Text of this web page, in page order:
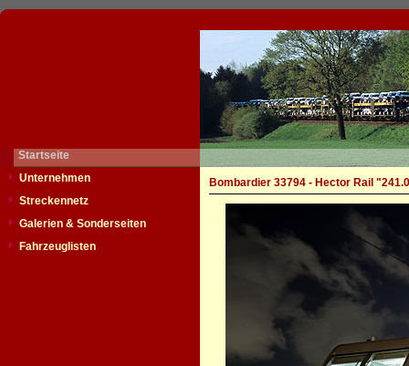
Startseite
Unternehmen
Streckennetz
Galerien & Sonderseiten
Fahrzeuglisten
Bombardier 33794 - Hector Rail